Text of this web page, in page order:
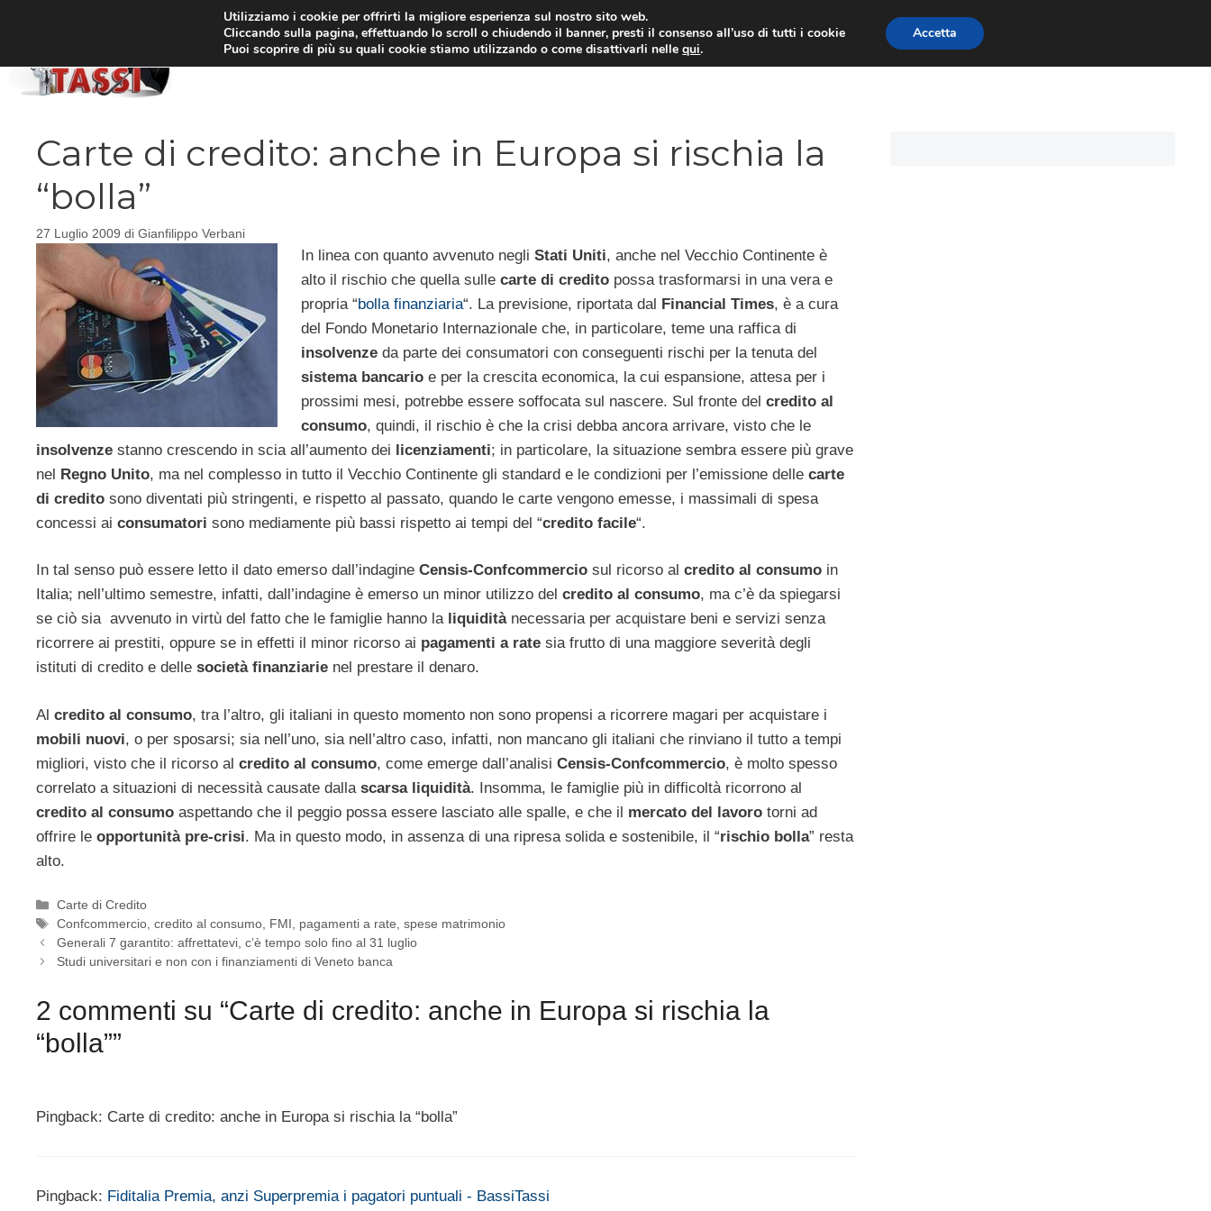
PRESTITI
Carte di credito: anche in Europa si rischia la
“bolla”
27 Luglio 2009 di Gianfilippo Verbani
In linea con quanto avvenuto negli Stati Uniti, anche nel Vecchio Continente è
alto il rischio che quella sulle carte di creditopossa trasformarsi in una vera e
propria “bolla finanziaria“. La previsione, riportata dal Financial Times, è a cura
del Fondo Monetario Internazionale che, in particolare, teme una raffica di
insolvenzeda parte dei consumatori con conseguenti rischi per la tenuta del
sistema bancarioe per la crescita economica, la cui espansione, attesa per i
prossimi mesi, potrebbe essere soffocata sul nascere. Sul fronte del credito al
consumo, quindi, il rischio è che la crisi debba ancora arrivare, visto che le
insolvenze stanno crescendo in scia all’aumento dei licenziamenti; in particolare, la situazione sembra essere più grave
nel Regno Unito, ma nel complesso in tutto il Vecchio Continente gli standard e le condizioni per l’emissione delle carte
di credito sono diventati più stringenti, e rispetto al passato, quando le carte vengono emesse, i massimali di spesa
concessi ai consumatori sono mediamente più bassi rispetto ai tempi del “credito facile“.
In tal senso può essere letto il dato emerso dall’indagine Censis-Confcommercio sul ricorso al credito al consumo in
Italia; nell’ultimo semestre, infatti, dall’indagine è emerso un minor utilizzo del credito al consumo, ma c’è da spiegarsi
se ciò sia avvenuto in virtù del fatto che le famiglie hanno laliquiditànecessaria per acquistare beni e servizi senza
ricorrere ai prestiti, oppure se in effetti il minor ricorso ai pagamenti a rate sia frutto di una maggiore severità degli
istituti di credito e delle società finanziarie nel prestare il denaro.
Al credito al consumo, tra l’altro, gli italiani in questo momento non sono propensi a ricorrere magari per acquistare i
mobili nuovi, o per sposarsi; sia nell’uno, sia nell’altro caso, infatti, non mancano gli italiani che rinviano il tutto a tempi
migliori, visto che il ricorso al credito al consumo, come emerge dall’analisi Censis-Confcommercio, è molto spesso
correlato a situazioni di necessità causate dalla scarsa liquidità. Insomma, le famiglie più in difficoltà ricorrono al
credito al consumo aspettando che il peggio possa essere lasciato alle spalle, e che il mercato del lavoro torni ad
offrire le opportunità pre-crisi. Ma in questo modo, in assenza di una ripresa solida e sostenibile, il “rischio bolla” resta
alto.
Categorie
Carte di Credito
Tag
Confcommercio,credito al consumo, FMI, pagamenti a rate,spese matrimonio
Generali 7 garantito: affrettatevi, c’è tempo solo fino al 31 luglio
Studi universitari e non con i finanziamenti di Veneto banca
2 commenti su “Carte di credito: anche in Europa si rischia la
“bolla””
Pingback: Carte di credito: anche in Europa si rischia la “bolla”
Pingback: Fiditalia Premia, anzi Superpremia i pagatori puntuali - BassiTassi
Utilizziamo i cookie per offrirti la migliore esperienza sul nostro sito web.
Cliccando sulla pagina, effettuando lo scroll o chiudendo il banner, presti il consenso all’uso di tutti i cookie
Puoi scoprire di più su quali cookie stiamo utilizzando o come disattivarli nellequi.
Accetta